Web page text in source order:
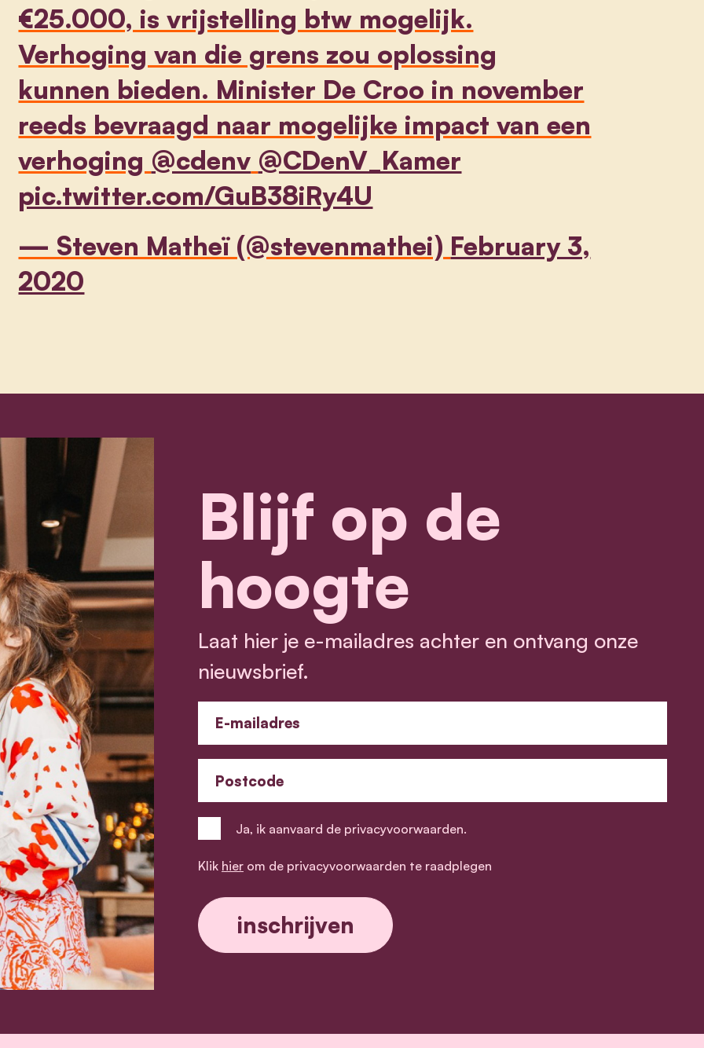
€25.000, is vrijstelling btw mogelijk.
Verhoging van die grens zou oplossing
kunnen bieden. Minister De Croo in november
reeds bevraagd naar mogelijke impact van een
verhoging @cdenv @CDenV_Kamer
pic.twitter.com/GuB38iRy4U
— Steven Matheï (@stevenmathei) February 3,
2020
Blijf op de
hoogte
Laat hier je e-mailadres achter en ontvang onze
nieuwsbrief.
E-mailadres
Postcode
Ja, ik aanvaard de privacyvoorwaarden.
Klik hierom de privacyvoorwaarden te raadplegen